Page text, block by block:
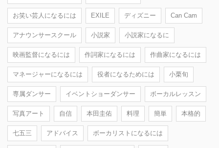
お笑い芸人になるには EXILE ディズニー Can Cam
アナウンサースクール 小説家 小説家になるに
映画監督になるには 作詞家になるには 作曲家になるには
マネージャーになるには 役者になるためには 小栗旬
専属ダンサー イベントショーダンサー ボーカルレッスン
写真アート 自信 本田圭佑 料理 簡単 本格的
七五三 アドバイス ボーカリストになるには